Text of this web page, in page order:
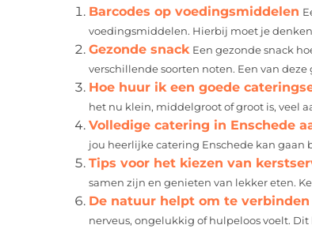
Barcodes op voedingsmiddelen
voedingsmiddelen. Hierbij moet je
Gezonde snack Een gezonde snack
verschillende soorten noten. Een van deze
Hoe huur ik een goede
het nu klein, middelgroot of groot is, veel
Volledige catering in Enschede
jou heerlijke catering Enschede kan gaan
Tips voor het kiezen van
samen zijn en genieten van lekker eten.
De natuur helpt om te verbinden
nerveus, ongelukkig of hulpeloos voelt.